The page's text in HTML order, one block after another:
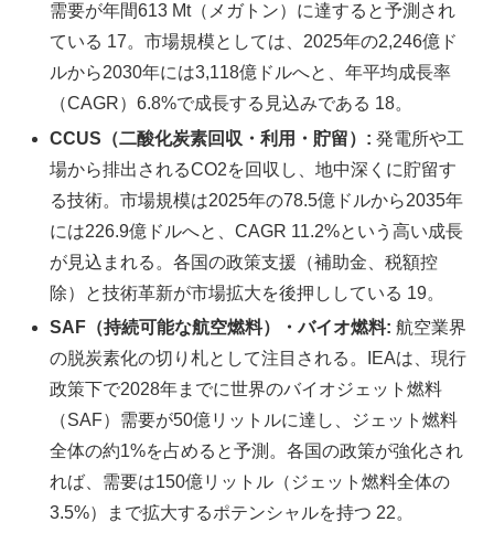
需要が年間613 Mt（メガトン）に達すると予測され
ている 17。市場規模としては、2025年の2,246億ド
ルから2030年には3,118億ドルへと、年平均成長率
（CAGR）6.8%で成長する見込みである 18。
CCUS（二酸化炭素回収・利用・貯留）: 発電所や工
場から排出されるCO2を回収し、地中深くに貯留す
る技術。市場規模は2025年の78.5億ドルから2035年
には226.9億ドルへと、CAGR 11.2%という高い成長
が見込まれる。各国の政策支援（補助金、税額控
除）と技術革新が市場拡大を後押ししている 19。
SAF（持続可能な航空燃料）・バイオ燃料: 航空業界
の脱炭素化の切り札として注目される。IEAは、現行
政策下で2028年までに世界のバイオジェット燃料
（SAF）需要が50億リットルに達し、ジェット燃料
全体の約1%を占めると予測。各国の政策が強化され
れば、需要は150億リットル（ジェット燃料全体の
3.5%）まで拡大するポテンシャルを持つ 22。